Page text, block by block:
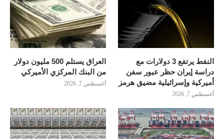
النفط يرتفع 3 دولارات مع
دراسة إيران حظر عبور سفن
أميركية وإسرائيلية مضيق هرمز
أغسطس 7, 2026
العراق يستلم 500 مليون دولار
من البنك المركزي الأميركي
أغسطس 7, 2026